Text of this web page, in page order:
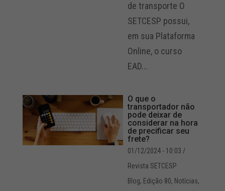
de transporte O
SETCESP possui,
em sua Plataforma
Online, o curso
EAD...
O que o
transportador não
pode deixar de
considerar na hora
de precificar seu
frete?
01/12/2024 - 10:03 /
Revista SETCESP
Blog, Edição 80, Notícias,